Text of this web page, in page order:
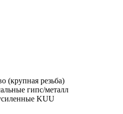
(крупная резьба)
гипс/металл
KUU